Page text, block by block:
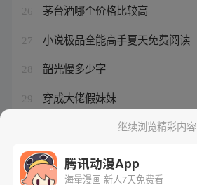
26 茅台酒哪个价格比较高
27 小说极品全能高手夏天免费阅读
28 韶光慢多少字
29 穿成大佬假妹妹
继续浏览精彩内容
腾讯动漫App
海量漫画 新人7天免费看